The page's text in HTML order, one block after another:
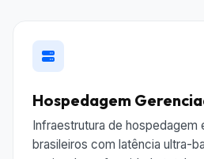
Hospedagem
Infraestrutura de hospedagem
brasileiros com latência ultra-